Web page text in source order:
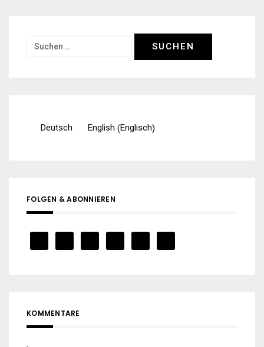
Suchen
Deutsch English (Englisch)
FOLGEN & ABONNIEREN
KOMMENTARE